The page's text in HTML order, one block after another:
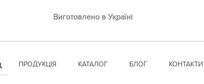
Виготовлено в Україні
ПРОДУКЦІЯ КАТАЛОГ БЛОГ КОНТАКТИ